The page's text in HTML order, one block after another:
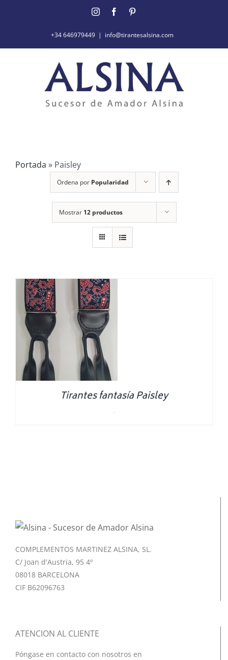
InstagramFacebook
+34 646979449 | info@tirantesalsina.com
Portada » Paisley
Ordena por Popularidad
Mostrar 12 productos
Tirantes fantasía Paisley
COMPLEMENTOS MARTINEZ ALSINA, SL.
C/ Joan d'Austria, 95 4º
08018 BARCELONA
CIF B62096763
ATENCION AL CLIENTE
Póngase en contacto con nosotros en